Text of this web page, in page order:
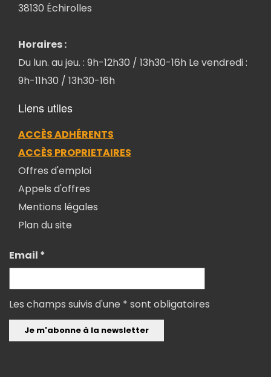
38130 Échirolles
Horaires :
Du lun. au jeu. : 9h-12h30 / 13h30-16h Le vendredi :
9h-11h30 / 13h30-16h
Liens utiles
ACCÈS ADHÉRENTS
ACCÈS PROPRIETAIRES
Offres d'emploi
Appels d'offres
Mentions légales
Plan du site
Email *
Les champs suivis d'une * sont obligatoires